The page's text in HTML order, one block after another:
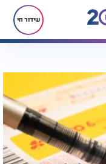
שידור חי